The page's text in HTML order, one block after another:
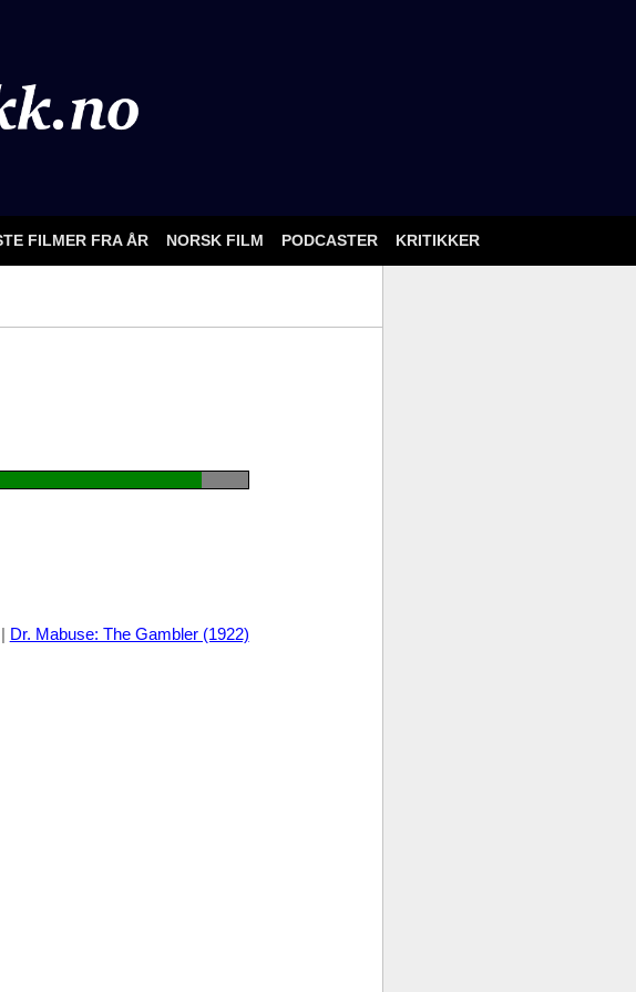
FILMER FRA ÅR NORSK FILM PODCASTER KRITIKKER
| Dr. Mabuse: The Gambler (1922)